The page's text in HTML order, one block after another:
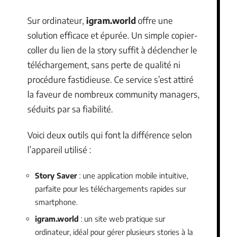
Sur ordinateur, igram.worldoffre une
solution efficace et épurée. Un simple copier-
coller du lien de la story suffit à déclencher le
téléchargement, sans perte de qualité ni
procédure fastidieuse. Ce service s’est attiré
la faveur de nombreux community managers,
séduits par sa fiabilité.
Voici deux outils qui font la différence selon
l’appareil utilisé :
Story Saver : une application mobile intuitive,
parfaite pour les téléchargements rapides sur
smartphone.
igram.world : un site web pratique sur
ordinateur, idéal pour gérer plusieurs stories à la